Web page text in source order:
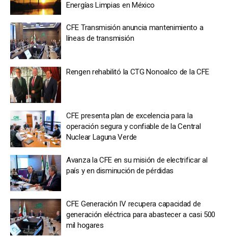
Energías Limpias en México
CFE Transmisión anuncia mantenimiento a
líneas de transmisión
Rengen rehabilitó la CTG Nonoalco de la CFE
CFE presenta plan de excelencia para la
operación segura y confiable de la Central
Nuclear Laguna Verde
Avanza la CFE en su misión de electrificar al
país y en disminución de pérdidas
CFE Generación IV recupera capacidad de
generación eléctrica para abastecer a casi 500
mil hogares